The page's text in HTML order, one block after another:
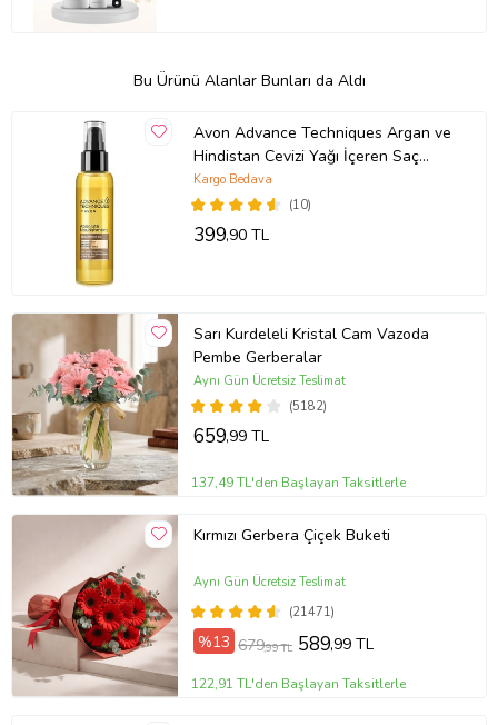
Bu Ürünü Alanlar Bunları da Aldı
Avon Advance Techniques Argan ve
Hindistan Cevizi Yağı İçeren Saç
Bakım Yağı 100 Ml.
(10)
Kargo Bedava
399,90 TL
Sarı Kurdeleli Kristal Cam Vazoda
Pembe Gerberalar
(5182)
Aynı Gün Ücretsiz Teslimat
659,99 TL
137,49 TL'den Başlayan Taksitlerle
Kırmızı Gerbera Çiçek Buketi
(21471)
Aynı Gün Ücretsiz Teslimat
%13 679,99 TL 589,99 TL
122,91 TL'den Başlayan Taksitlerle